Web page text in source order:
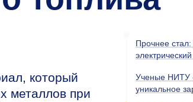
который
металлов при
Прочнее
Ученые НИТУ
уникальное